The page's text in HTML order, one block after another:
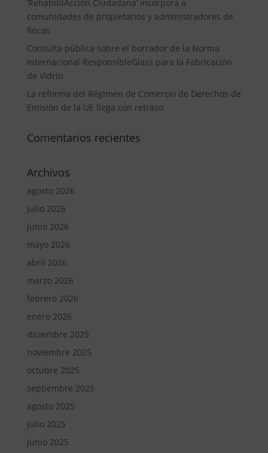
‘RehabilitAcción Ciudadana’ incorpora a
comunidades de propietarios y administradores de
fincas
Consulta pública sobre el borrador de la Norma
Internacional ResponsibleGlass para la Fabricación
de Vidrio
La reforma del Régimen de Comercio de Derechos de
Emisión de la UE llega con retraso
Comentarios recientes
Archivos
agosto 2026
julio 2026
junio 2026
mayo 2026
abril 2026
marzo 2026
febrero 2026
enero 2026
diciembre 2025
noviembre 2025
octubre 2025
septiembre 2025
agosto 2025
julio 2025
junio 2025